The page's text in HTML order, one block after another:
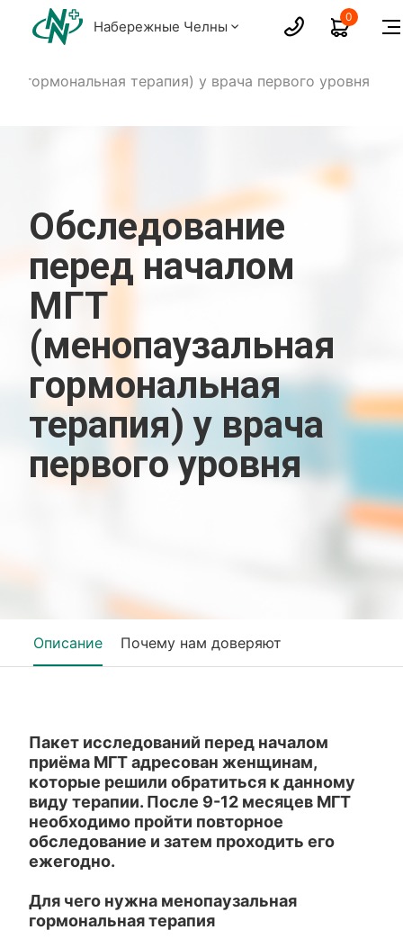
Набережные Челны
0
гормональная терапия) у врача первого уровня
Обследование
перед началом
МГТ
(менопаузальная
гормональная
терапия) у врача
первого уровня
Описание Почему нам доверяют
Пакет исследований перед началом
приёма МГТ адресован женщинам,
которые решили обратиться к данному
виду терапии. После 9-12 месяцев МГТ
необходимо пройти повторное
обследование и затем проходить его
ежегодно.
Для чего нужна менопаузальная
гормональная терапия